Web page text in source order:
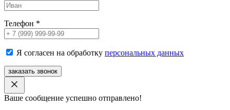
Телефон *
Я согласен на обработку персональных данных
заказать звонок
Ваше сообщение успешно отправлено!